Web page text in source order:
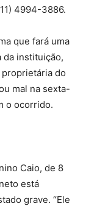
4994-3886.
que fará uma
da instituição,
proprietária do
mal na sexta-
o ocorrido.
Caio, de 8
está
grave. “Ele